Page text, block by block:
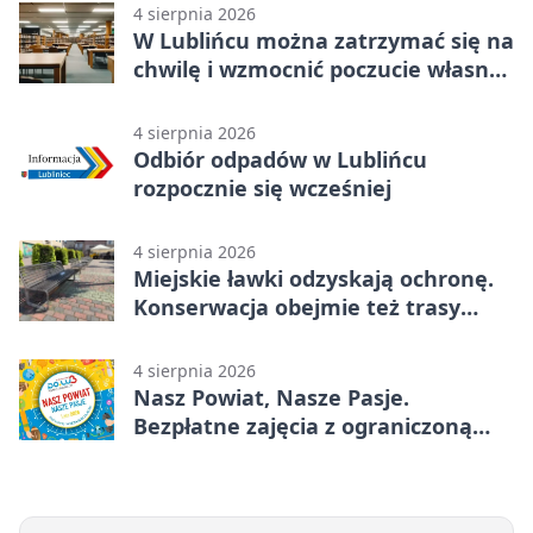
4 sierpnia 2026
W Lublińcu można zatrzymać się na
chwilę i wzmocnić poczucie własnej
4 sierpnia 2026
Odbiór odpadów w Lublińcu
rozpocznie się wcześniej
4 sierpnia 2026
Miejskie ławki odzyskają ochronę.
Konserwacja obejmie też trasy
4 sierpnia 2026
Nasz Powiat, Nasze Pasje.
Bezpłatne zajęcia z ograniczoną